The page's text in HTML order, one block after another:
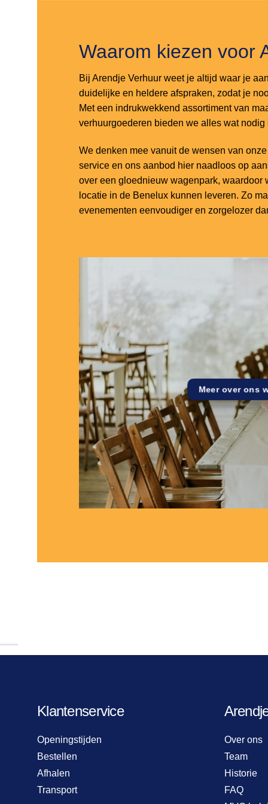
Waarom kiezen voor
Bij Arendje Verhuur weet je altijd waar je
duidelijke en heldere afspraken, zodat je
Met een indrukwekkend assortiment van
verhuurgoederen bieden we alles wat
We denken mee vanuit de wensen van
service en ons aanbod hier naadloos op
over een gloednieuw wagenpark, waardoor
locatie in de Benelux kunnen leveren. Zo
evenementen eenvoudiger en zorgelozer
Meer over ons
Klantenservice
Openingstijden
Bestellen
Afhalen
Transport
Over ons
Team
Historie
FAQ